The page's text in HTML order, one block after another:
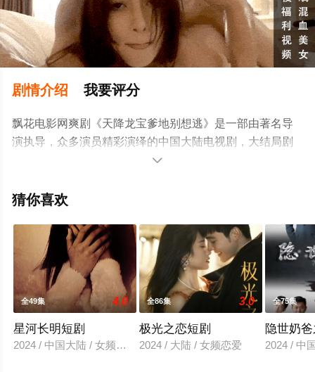
剧情介绍 我要评分
飘花电影网爽剧《天降龙宝爹地别想逃》是一部由著名导
演执导，众多演员精彩演绎的中国大陆电视剧，大结局剧
情已揭晓（全集完结），手机免费在线观看高清未删减完
瓣电视剧、电视猫或剧情网等平台了解。

猜你喜欢
全49集 4.0
星河长明短剧
2024 / 中国大陆 / 女频恋爱
全86集 3.0
极光之恋短剧
2024 / 大陆 / 女频恋爱
全75集
隐世奶
2024 / 中